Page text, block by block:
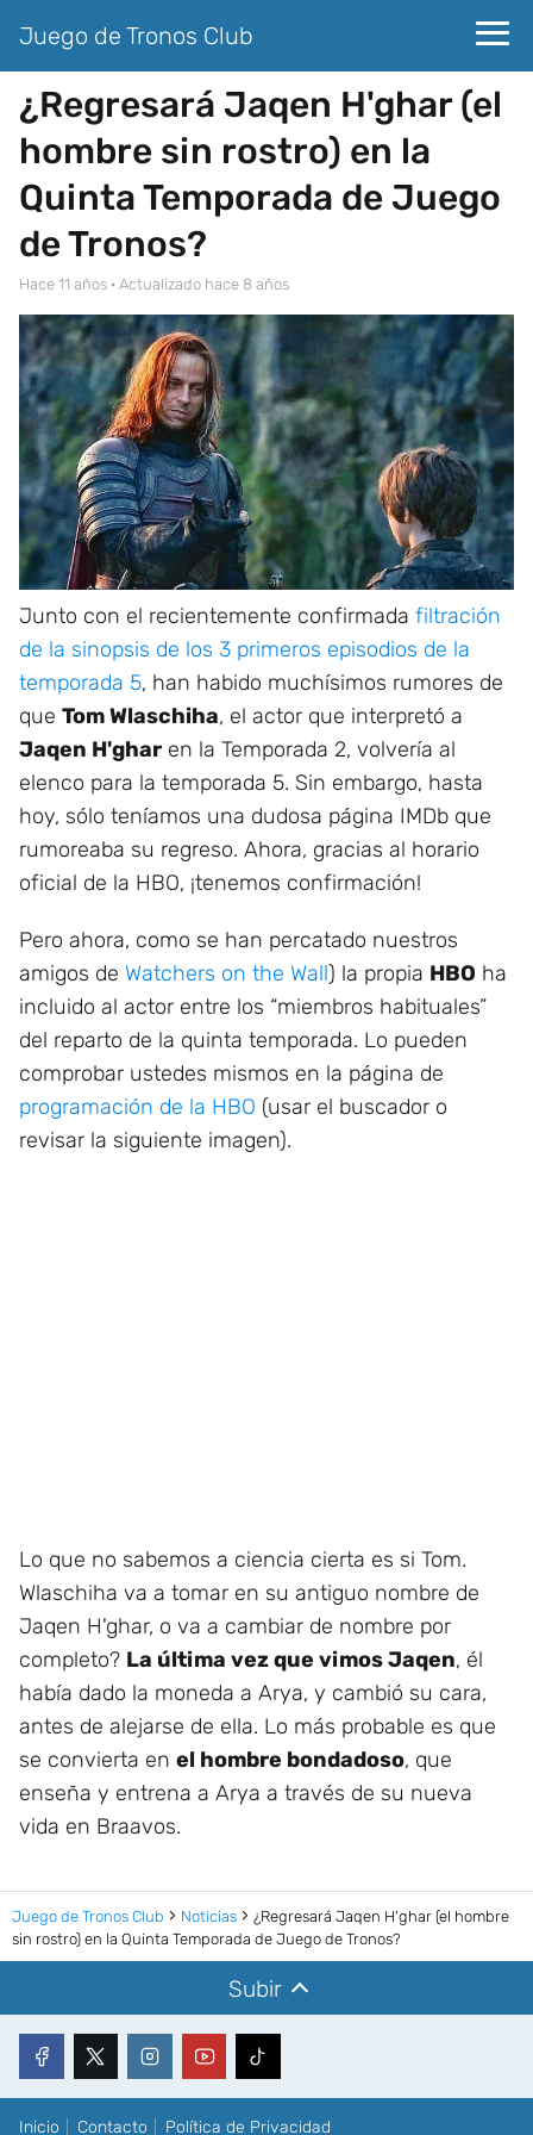
Juego de Tronos Club
¿Regresará Jaqen H'ghar (el
hombre sin rostro) en la
Quinta Temporada de Juego
de Tronos?
hace 11 años · Actualizado hace 8 años
Junto con el recientemente confirmada filtración
de la sinopsis de los 3 primeros episodios de la
temporada 5, han habido muchísimos rumores de
que Tom Wlaschiha, el actor que interpretó a
Jaqen H'ghar en la Temporada 2, volvería al
elenco para la temporada 5. Sin embargo, hasta
hoy, sólo teníamos una dudosa página IMDb que
rumoreaba su regreso. Ahora, gracias al horario
oficial de la HBO, ¡tenemos confirmación!
Pero ahora, como se han percatado nuestros
amigos de Watchers on the Wall) la propia HBO ha
incluido al actor entre los “miembros habituales”
del reparto de la quinta temporada. Lo pueden
comprobar ustedes mismos en la página de
programación de la HBO (usar el buscador o
revisar la siguiente imagen).
Lo que no sabemos a ciencia cierta es si Tom.
Wlaschiha va a tomar en su antiguo nombre de
Jaqen H'ghar, o va a cambiar de nombre por
completo? La última vez que vimos Jaqen, él
había dado la moneda a Arya, y cambió su cara,
antes de alejarse de ella. Lo más probable es que
se convierta en el hombre bondadoso, que
enseña y entrena a Arya a través de su nueva
vida en Braavos.
Juego de Tronos Club Noticias
¿Regresará Jaqen H'ghar (el hombre
sin rostro) en la Quinta Temporada de Juego de Tronos?
Subir
Inicio Contacto Política de Privacidad